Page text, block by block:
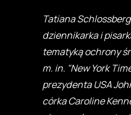
Tatiana
dziennikarka i
tematyką ochrony
m. in. "New York
prezydenta USA
córka Caroline